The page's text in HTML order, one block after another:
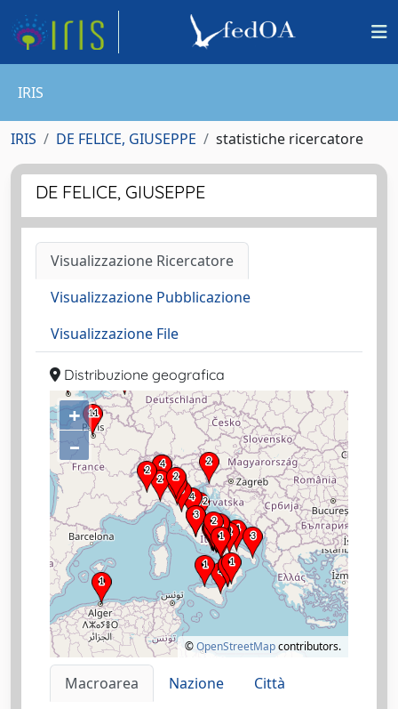
IRIS
IRIS DE FELICE, GIUSEPPE statistiche ricercatore
DE FELICE, GIUSEPPE
Visualizzazione Ricercatore
Visualizzazione Pubblicazione
Visualizzazione File
Distribuzione geografica
+
–
©OpenStreetMapcontributors.
Macroarea Nazione
Città